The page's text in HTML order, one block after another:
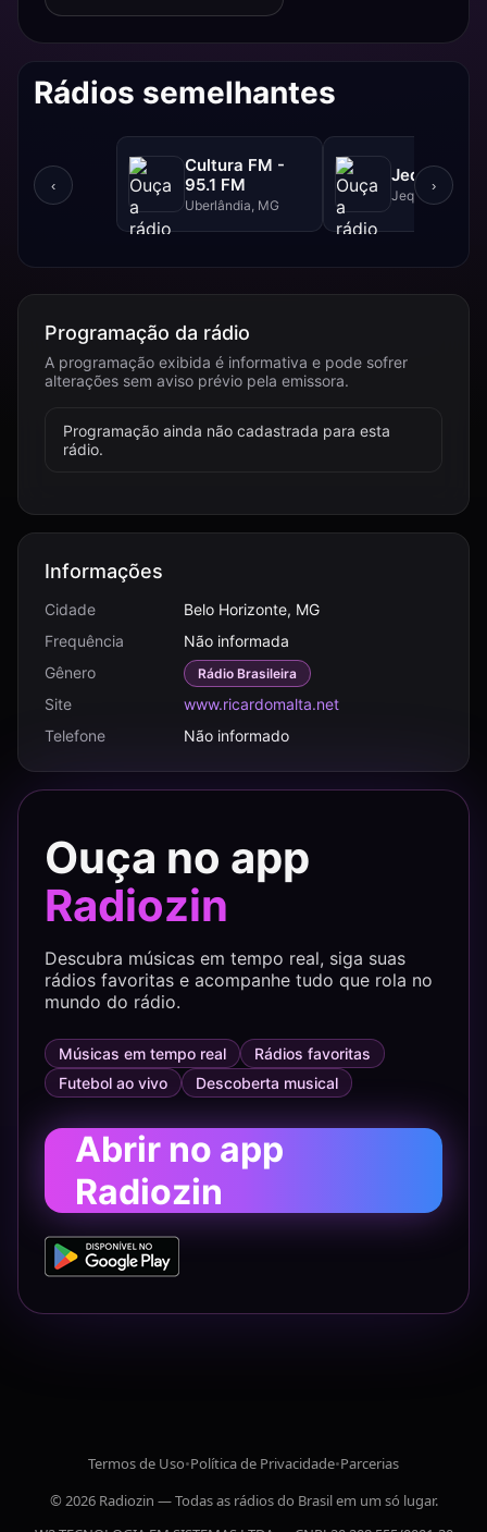
Rádios semelhantes
‹
Cultura FM -
95.1 FM
Uberlândia, MG
Jequitibá
Jequitibá, MG
›
Programação da rádio
A programação exibida é informativa e pode sofrer
alterações sem aviso prévio pela emissora.
Programação ainda não cadastrada para esta
rádio.
Informações
Cidade
Belo Horizonte, MG
Frequência
Não informada
Gênero
Rádio Brasileira
Site
www.ricardomalta.net
Telefone
Não informado
Ouça no app
Radiozin
Descubra músicas em tempo real, siga suas
rádios favoritas e acompanhe tudo que rola no
mundo do rádio.
Músicas em tempo real
Rádios favoritas
Futebol ao vivo
Descoberta musical
Abrir no app
Radiozin
Termos de Uso•Política de Privacidade•Parcerias
© 2026 Radiozin — Todas as rádios do Brasil em um só lugar.